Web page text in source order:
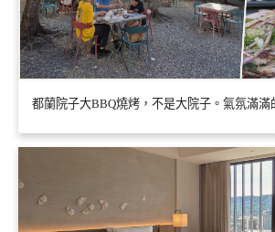
都蘭院子大BBQ燒烤，不是大院子。氣氛滿滿